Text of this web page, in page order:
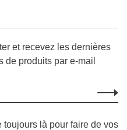
et recevez les dernières
de produits par e-mail
là pour faire de vos